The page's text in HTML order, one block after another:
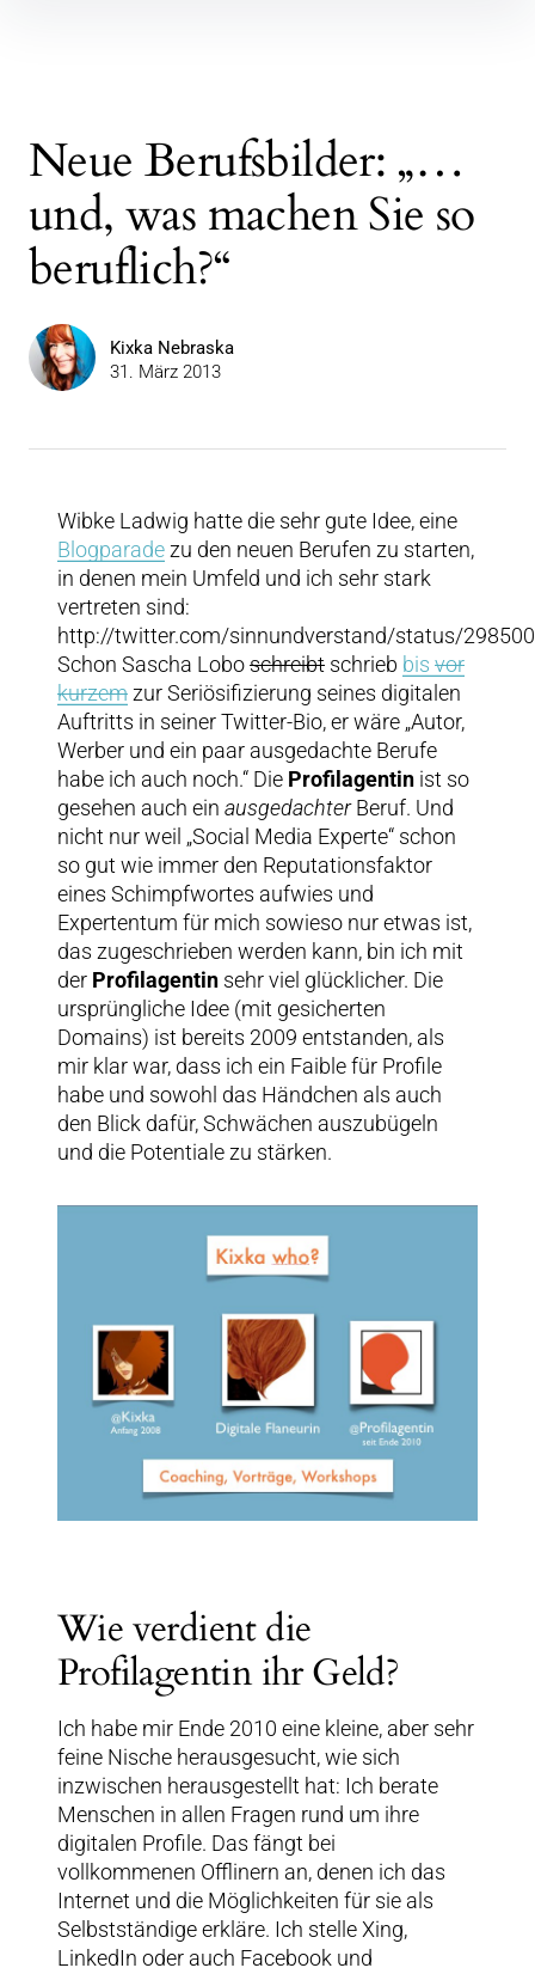
Neue Berufsbilder: „…
und, was machen Sie so
beruflich?“
Kixka Nebraska
31. März 2013
Wibke Ladwig hatte die sehr gute Idee, eine
Blogparade zu den neuen Berufen zu starten,
in denen mein Umfeld und ich sehr stark
vertreten sind:
http://twitter.com/sinnundverstand/status/
Schon Sascha Loboschreibt schrieb bis vor
kurzem zur Seriösifizierung seines digitalen
Auftritts in seiner Twitter-Bio, er wäre „Autor,
Werber und ein paar ausgedachte Berufe
habe ich auch noch.“ Die Profilagentin ist so
gesehen auch ein ausgedachterBeruf. Und
nicht nur weil „Social Media Experte“ schon
so gut wie immer den Reputationsfaktor
eines Schimpfwortes aufwies und
Expertentum für mich sowieso nur etwas ist,
das zugeschrieben werden kann, bin ich mit
der Profilagentin sehr viel glücklicher. Die
ursprüngliche Idee (mit gesicherten
Domains) ist bereits 2009 entstanden, als
mir klar war, dass ich ein Faible für Profile
habe und sowohl das Händchen als auch
den Blick dafür, Schwächen auszubügeln
und die Potentiale zu stärken.
Wie verdient die
Profilagentin ihr Geld?
Ich habe mir Ende 2010 eine kleine, aber sehr
feine Nische herausgesucht, wie sich
inzwischen herausgestellt hat: Ich berate
Menschen in allen Fragen rund um ihre
digitalen Profile. Das fängt bei
vollkommenen Offlinern an, denen ich das
Internet und die Möglichkeiten für sie als
Selbstständige erkläre. Ich stelle Xing,
LinkedIn oder auch Facebook und